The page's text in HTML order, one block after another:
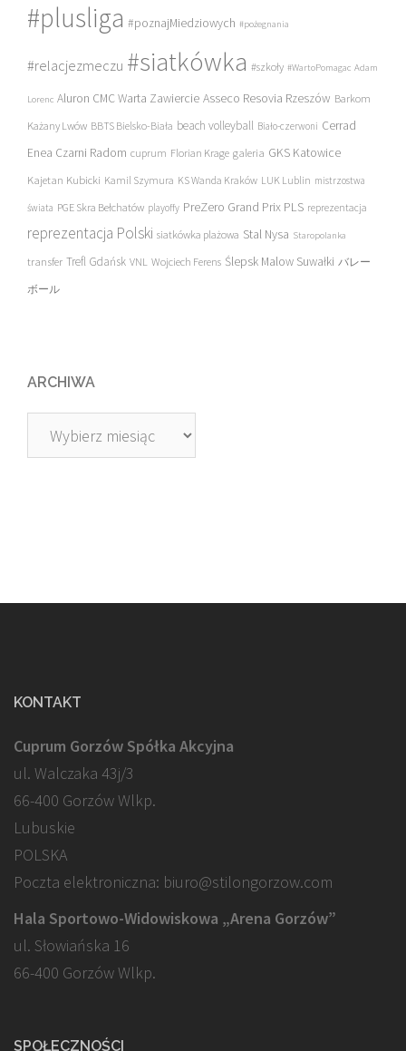
#plusliga #poznajMiedziowych #pożegnania
#relacjezmeczu #siatkówka #szkoły #WartoPomagac Adam
Lorenc Aluron CMC Warta Zawiercie Asseco Resovia Rzeszów Barkom
Każany Lwów BBTS Bielsko-Biała beach volleyball Biało-czerwoni Cerrad
Enea Czarni Radom cuprum Florian Krage galeria GKS Katowice
Kajetan Kubicki Kamil Szymura KS Wanda Kraków LUK Lublin mistrzostwa
świata PGE Skra Bełchatów playoffy PreZero Grand Prix PLS reprezentacja
reprezentacja Polski siatkówka plażowa Stal Nysa Staropolanka
transfer Trefl Gdańsk VNL Wojciech Ferens Ślepsk Malow Suwałki バレー
ボール
ARCHIWA
Archiwa
KONTAKT
Cuprum Gorzów Spółka Akcyjna
ul. Walczaka 43j/3
66-400 Gorzów Wlkp.
Lubuskie
POLSKA
Poczta elektroniczna: biuro@stilongorzow.com
Hala Sportowo-Widowiskowa „Arena Gorzów”
ul. Słowiańska 16
66-400 Gorzów Wlkp.
SPOŁECZNOŚCI